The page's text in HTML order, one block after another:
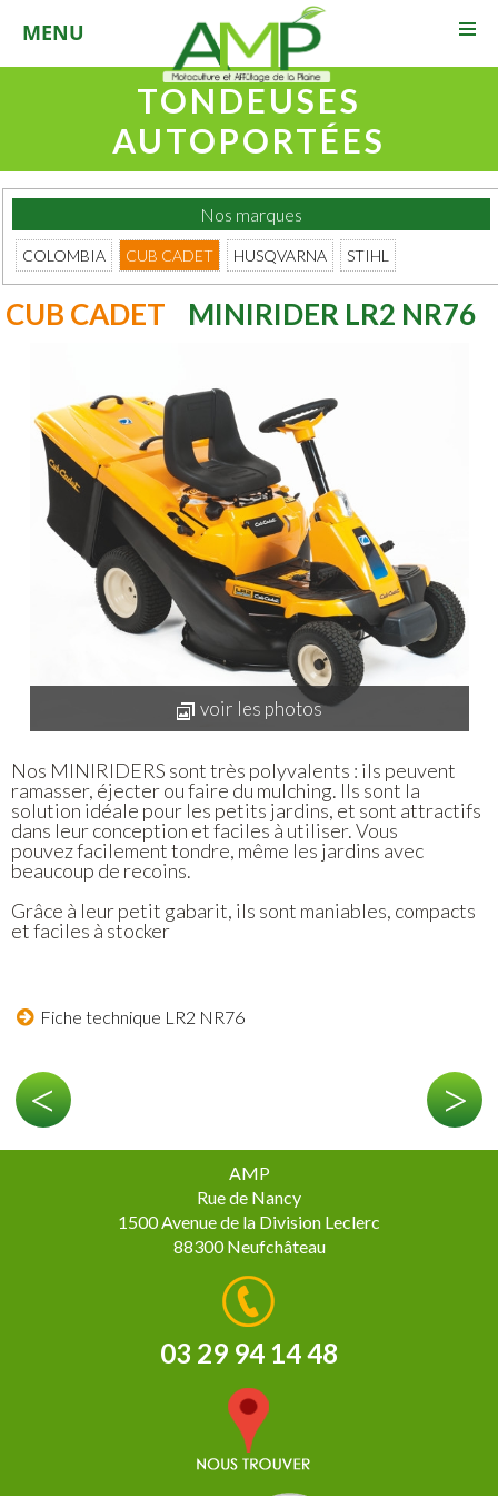
03 29 94 14 48
MENU
TONDEUSES
AUTOPORTÉES
Nos marques
COLOMBIA CUB CADET HUSQVARNA STIHL
CUB CADET MINIRIDER LR2 NR76
voir les photos
Nos MINIRIDERS sont très polyvalents : ils peuvent
ramasser, éjecter ou faire du mulching. Ils sont la
solution idéale pour les petits jardins, et sont attractifs
dans leur conception et faciles à utiliser. Vous
pouvez facilement tondre, même les jardins avec
beaucoup de recoins.
Grâce à leur petit gabarit, ils sont maniables, compacts
et faciles à stocker
Fiche technique LR2 NR76
< >
AMP
Rue de Nancy
1500 Avenue de la Division Leclerc
88300 Neufchâteau
03 29 94 14 48